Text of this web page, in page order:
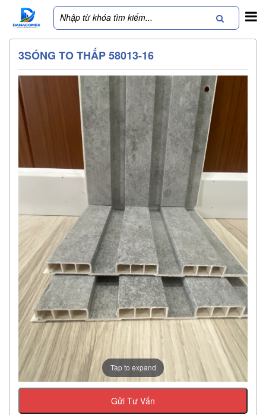
3SÓNG TO THẤP 58013-16
Tap to expand
Gửi Tư Vấn